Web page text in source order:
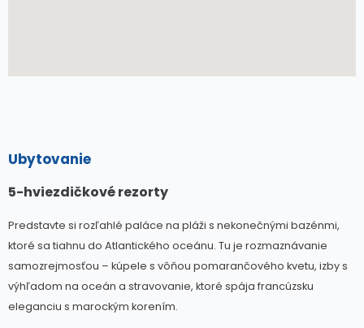
Ubytovanie
5-hviezdičkové rezorty
Predstavte si rozľahlé paláce na pláži s nekonečnými bazénmi,
ktoré sa tiahnu do Atlantického oceánu. Tu je rozmaznávanie
samozrejmosťou – kúpele s vôňou pomarančového kvetu, izby s
výhľadom na oceán a stravovanie, ktoré spája francúzsku
eleganciu s marockým korením.